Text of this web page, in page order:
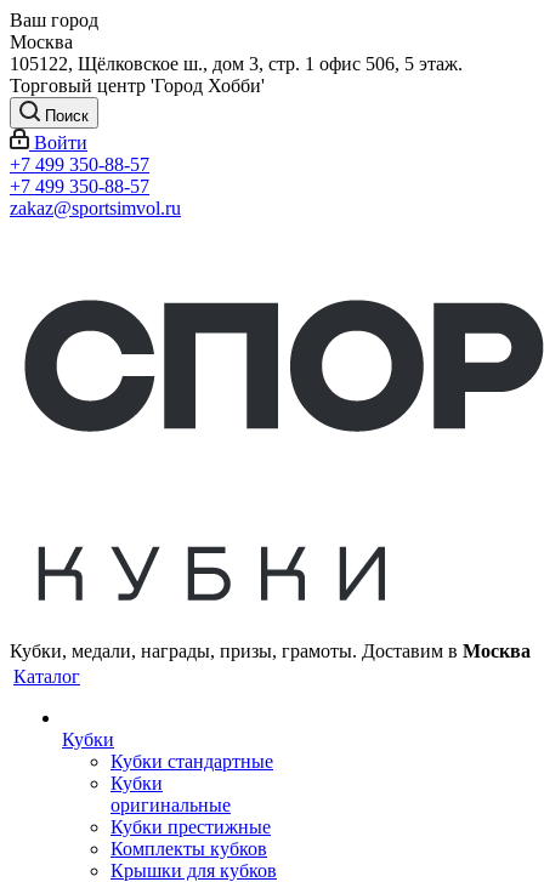
Ваш город
Москва
105122, Щёлковское ш., дом 3, стр. 1 офис 506, 5 этаж.
Торговый центр 'Город Хобби'
Поиск
Войти
+7 499 350-88-57
+7 499 350-88-57
zakaz@sportsimvol.ru
Кубки, медали, награды, призы, грамоты. Доставим в Москва
Каталог
Кубки
Кубки стандартные
Кубки
оригинальные
Кубки престижные
Комплекты кубков
Крышки для кубков